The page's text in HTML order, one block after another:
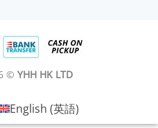
© YHH HK LTD
English (英語)